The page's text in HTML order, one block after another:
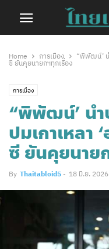
Home การเมือง
“พิพัฒน์’ น
ซี ยันคุยนายกฯทุกเรื่อง
การเมือง
“พิพัฒน์’ นำ
ปมเกาเหลา
ซี ยันคุยนาย
By Thaitabloid5 - 18 มิ.ย. 2026